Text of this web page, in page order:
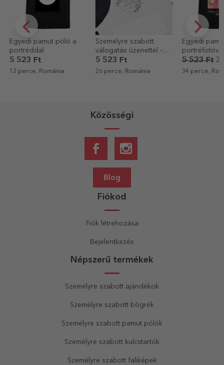
a
Személyre szabott
válogatás üzenettel -
Dezgatit Mireasa
5 523 Ft
26 perce, Románia
Egyedi pamut póló
portréfotóval és
szöveggel
5 523 Ft 3 867 Ft
34 perce, Románia
400
34
Közösségi
Blog
Fiókod
Fiók létrehozása
Bejelentkezés
Népszerű termékek
Személyre szabott ajándékok
Személyre szabott bögrék
Személyre szabott pamut pólók
Személyre szabott kulcstartók
Személyre szabott faliképek